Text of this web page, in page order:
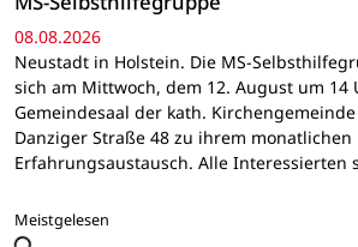
08.08.2026
Neustadt in Holstein. Die MS-
sich am Mittwoch, dem 12. August um 14
Gemeindesaal der kath.
Danziger Straße 48 zu ihrem monatlichen
Erfahrungsaustausch. Alle Interessierten
Meistgelesen